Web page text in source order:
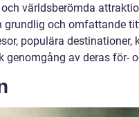
världsberömda
grundlig och omfattande
populära
av deras för-